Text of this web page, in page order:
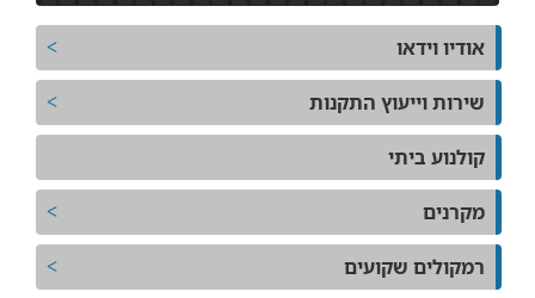
אודיו וידאו
שירות וייעוץ התקנות
קולנוע ביתי
מקרנים
רמקולים שקועים